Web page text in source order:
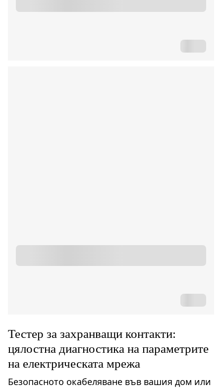
Тестер за захранващи контакти:
цялостна диагностика на параметрите
на електрическата мрежа
Безопасното окабеляване във вашия дом или